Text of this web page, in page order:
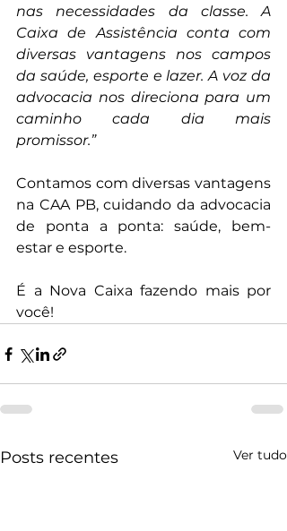
nas necessidades da classe. A
Caixa de Assistência conta com
diversas vantagens nos campos
da saúde, esporte e lazer. A voz da
advocacia nos direciona para um
caminho cada dia mais
promissor.”
Contamos com diversas vantagens
na CAA PB, cuidando da advocacia
de ponta a ponta: saúde, bem-
estar e esporte.
É a Nova Caixa fazendo mais por
você!
Posts recentes Ver tudo